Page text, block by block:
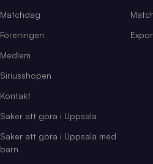
Matchdag
Föreningen
Medlem
Siriusshopen
Kontakt
Saker att göra i Uppsala
Saker att göra i Uppsala med
barn